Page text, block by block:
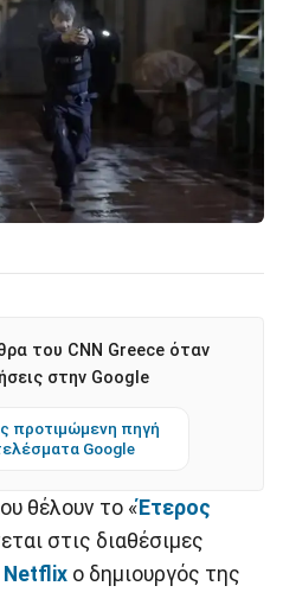
του CNN Greece όταν
στην Google
προτιμώμενη πηγή
Google
θέλουν το «Έτερος
στις διαθέσιμες
Netflix ο δημιουργός της